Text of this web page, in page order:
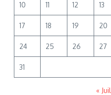
10 11 12 13
17 18 19 20
24 25 26 27
31
« Juil